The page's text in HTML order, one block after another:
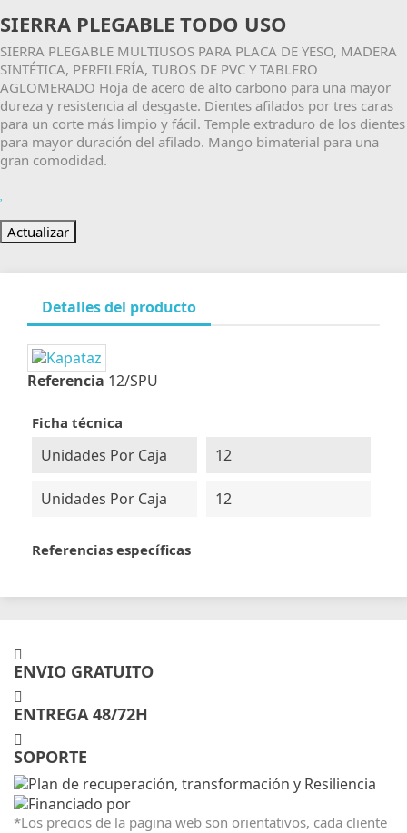
SIERRA PLEGABLE TODO USO
SIERRA PLEGABLE MULTIUSOS PARA PLACA DE YESO, MADERA
SINTÉTICA, PERFILERÍA, TUBOS DE PVC Y TABLERO
AGLOMERADO Hoja de acero de alto carbono para una mayor
dureza y resistencia al desgaste. Dientes afilados por tres caras
para un corte más limpio y fácil. Temple extraduro de los dientes
para mayor duración del afilado. Mango bimaterial para una
gran comodidad.
Detalles del producto
Referencia 12/SPU
Ficha técnica
Unidades Por Caja 12
Unidades Por Caja 12
Referencias específicas
ENVIO GRATUITO
ENTREGA 48/72H
SOPORTE
*Los precios de la pagina web son orientativos, cada cliente